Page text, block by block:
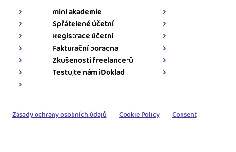
mini akademie
Spřátelené účetní
Registrace účetní
Fakturační poradna
Zkušenosti freelancerů
Testujte nám iDoklad
Zásady ochrany osobních údajů Cookie Policy Consent